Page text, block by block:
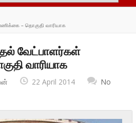
– தொகுதி வாரியாக
வேட்பாளர்கள்
வாரியாக
22 April 2014
No